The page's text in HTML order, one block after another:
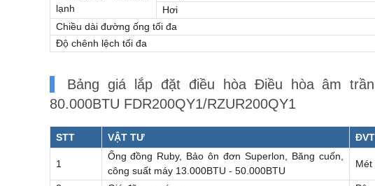
lạnh
Hơi
Chiều dài đường ống tối đa
Độ chênh lệch tối đa
Bảng giá lắp đặt điều hòa Điều hòa âm
80.000BTU FDR200QY1/RZUR200QY1
STT VẬT TƯ ĐVT
1
Ống đồng Ruby, Bảo ôn đơn Superlon, Băng cuốn,
công suất máy 13.000BTU - 50.000BTU
Mét